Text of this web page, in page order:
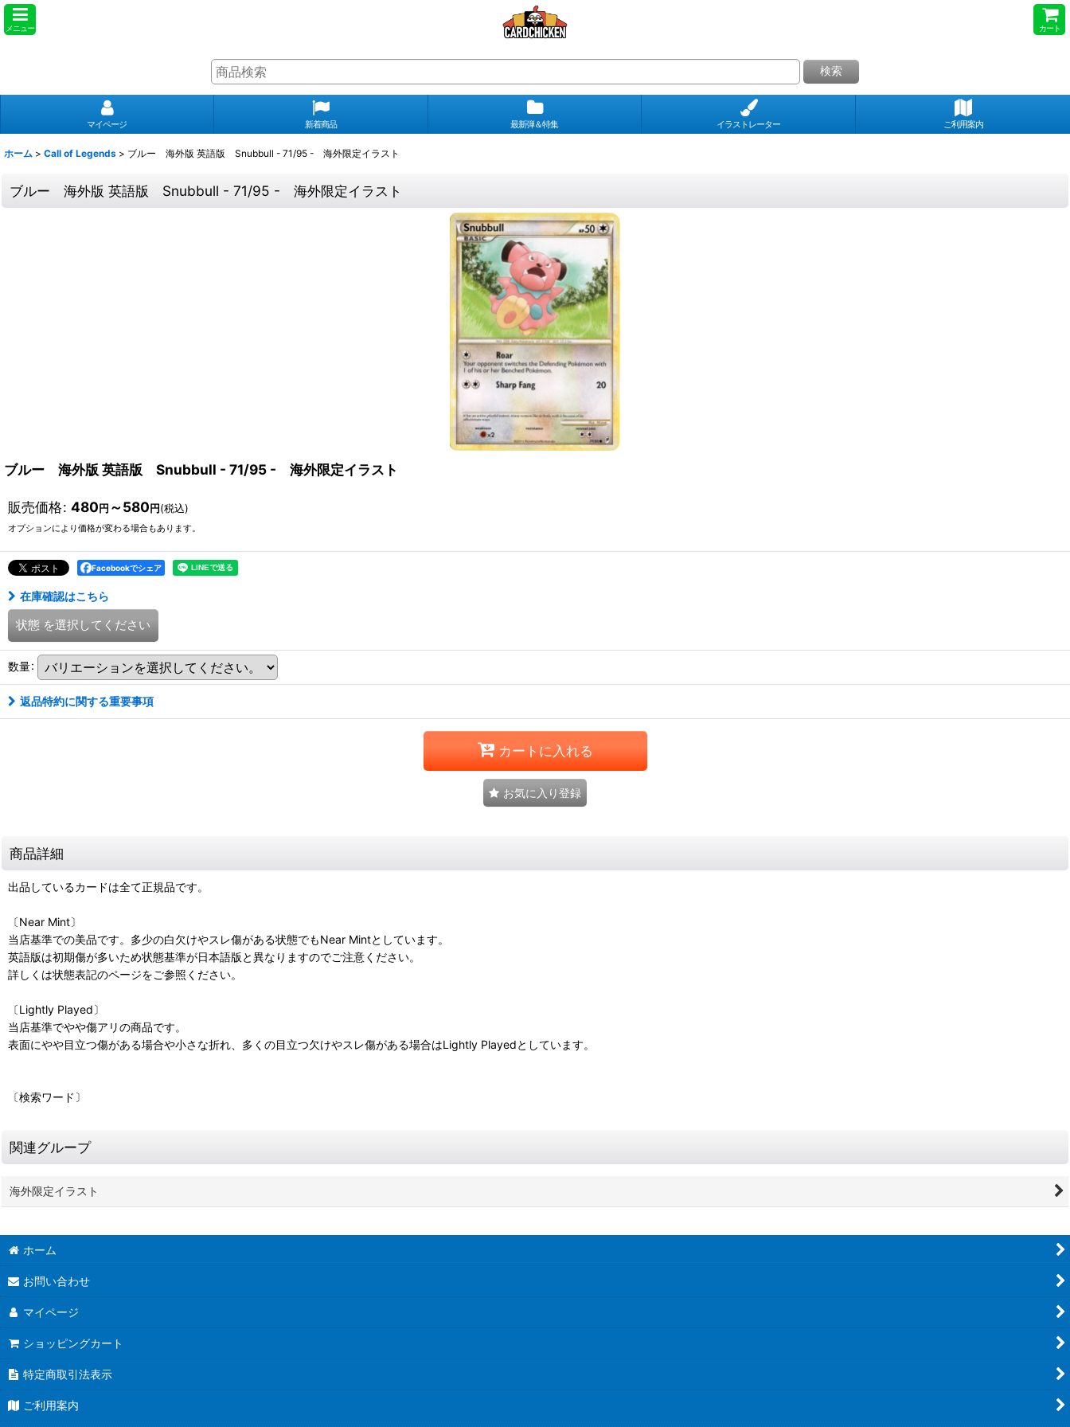
メニュー カート
検索
マイページ 新着商品 最新弾＆特集 イラストレーター ご利用案内
ホーム > Call of Legends > ブルー 海外版 英語版 Snubbull - 71/95 - 海外限定イラスト
ブルー 海外版 英語版 Snubbull - 71/95 - 海外限定イラスト
ブルー 海外版 英語版 Snubbull - 71/95 - 海外限定イラスト
販売価格: 480円 ～580円(税込)
オプションにより価格が変わる場合もあります。
Facebookでシェア
在庫確認はこちら
状態 を選択してください
数量:
返品特約に関する重要事項
カートに入れる
お気に入り登録
商品詳細
出品しているカードは全て正規品です。
〔Near Mint〕
当店基準での美品です。多少の白欠けやスレ傷がある状態でもNear Mintとしています。
英語版は初期傷が多いため状態基準が日本語版と異なりますのでご注意ください。
詳しくは状態表記のページをご参照ください。
〔Lightly Played〕
当店基準でやや傷アリの商品です。
表面にやや目立つ傷がある場合や小さな折れ、多くの目立つ欠けやスレ傷がある場合はLightly Playedとしています。
〔検索ワード〕
関連グループ
海外限定イラスト
ホーム
お問い合わせ
マイページ
ショッピングカート
特定商取引法表示
ご利用案内